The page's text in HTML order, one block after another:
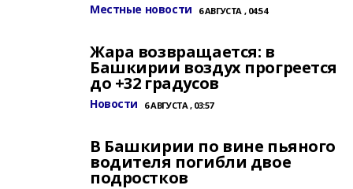
Местные новости 6 АВГУСТА , 04:54
Жара возвращается: в
Башкирии воздух прогреется
до +32 градусов
Новости 6 АВГУСТА , 03:57
В Башкирии по вине пьяного
водителя погибли двое
подростков